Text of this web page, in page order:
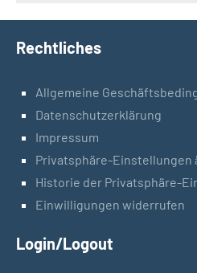
Rechtliches
Allgemeine
Datenschutzerklärung
Impressum
Privatsphäre-Einstellungen
Historie der Privatsphäre-
Einwilligungen widerrufen
Login/Logout